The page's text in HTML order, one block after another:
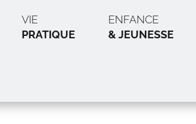
VIE
PRATIQUE
ENFANCE
& JEUNESSE